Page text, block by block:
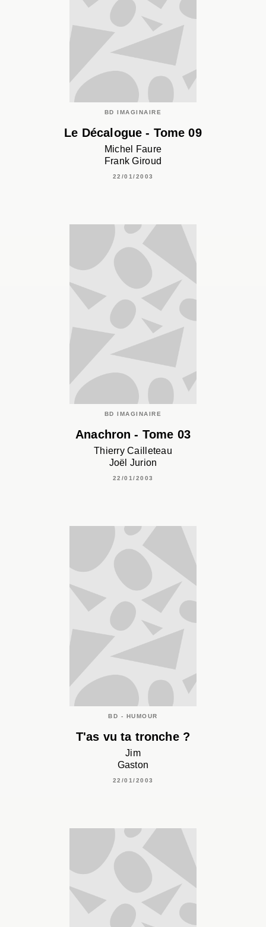
BD IMAGINAIRE
Le Décalogue - Tome 09
Michel Faure
Frank Giroud
22/01/2003
BD IMAGINAIRE
Anachron - Tome 03
Thierry Cailleteau
Joël Jurion
22/01/2003
BD - HUMOUR
T'as vu ta tronche ?
Jim
Gaston
22/01/2003